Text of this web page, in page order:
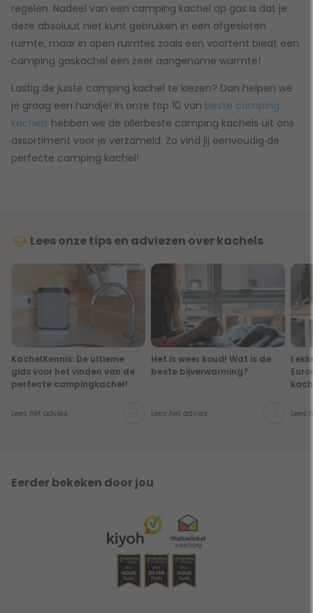
regelen. Nadeel van een camping kachel op gas is dat je
deze absoluut niet kunt gebruiken in een afgesloten
ruimte, maar in open ruimtes zoals een voortent biedt een
camping gaskachel een zeer aangename warmte!
Lastig de juiste camping kachel te kiezen? Dan helpen we
je graag een handje! In onze top 10 van beste camping
kachels hebben we de allerbeste camping kachels uit ons
assortiment voor je verzameld. Zo vind jij eenvoudig de
perfecte camping kachel!
Lees onze tips en adviezen over kachels
KachelKennis: De ultieme
gids voor het vinden van de
perfecte campingkachel!
Lees het advies
Het is weer koud! Wat is de
beste bijverwarming?
Lees het advies Lees
Eerder bekeken door jou